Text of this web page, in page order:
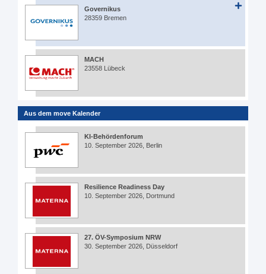
Governikus
28359 Bremen
MACH
23558 Lübeck
Aus dem move Kalender
KI-Behördenforum
10. September 2026, Berlin
Resilience Readiness Day
10. September 2026, Dortmund
27. ÖV-Symposium NRW
30. September 2026, Düsseldorf